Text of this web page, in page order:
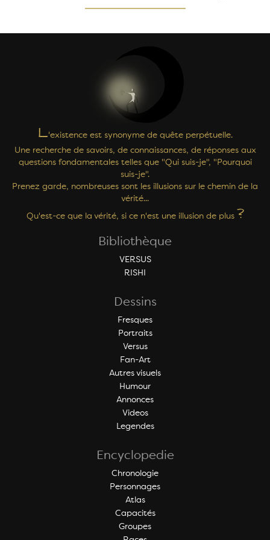
L'existence est synonyme de quête perpétuelle.
Une recherche de savoirs, de connaissances, de réponses aux
questions fondamentales telles que "Qui suis-je", "Pourquoi
suis-je".
Prenez garde, nombreuses sont les illusions sur le chemin de la
vérité...
Qu'est-ce que la vérité, si ce n'est une illusion de plus ?
Bibliothèque
VERSUS
RISHI
Dessins
Fresques
Portraits
Versus
Fan-Art
Autres visuels
Humour
Annonces
Videos
Legendes
Encyclopedie
Chronologie
Personnages
Atlas
Capacités
Groupes